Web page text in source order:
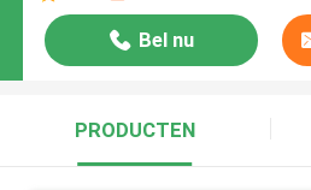
Bel nu
PRODUCTEN